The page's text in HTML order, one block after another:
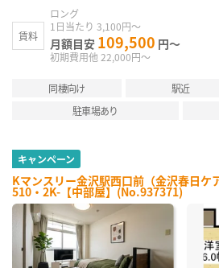
賃料
ロング
1日当たり 3,100円～
月額目安 109,500 円～
初期費用他 22,000円～
同棲向け 駅近
駐車場あり
キャンペーン
Kマンスリー金沢駅西口前（金沢春日ケ
510・2K-【中部屋】(No.937371)